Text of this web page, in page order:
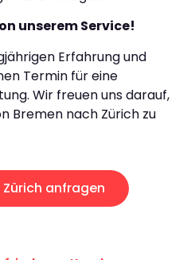
unserem Service!
Erfahrung und
Termin für eine
Wir freuen uns darauf,
Bremen nach Zürich zu
anfragen